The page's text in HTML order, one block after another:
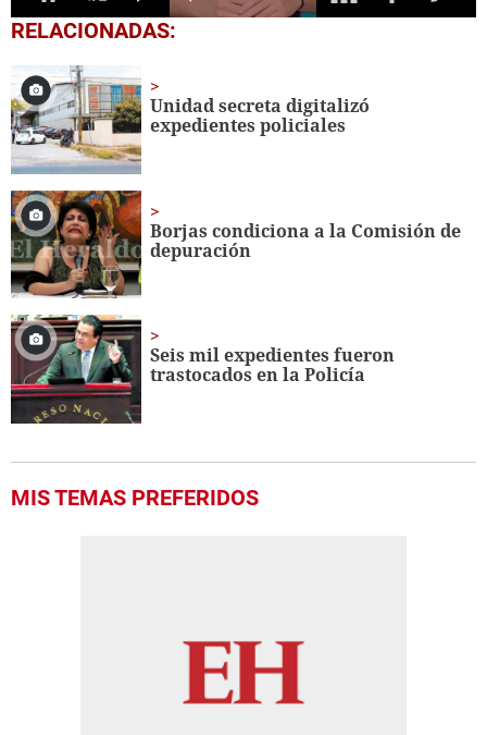
0
seconds
56
seconds
RELACIONADAS:
Unidad secreta digitalizó
expedientes policiales
Borjas condiciona a la Comisión de
depuración
Seis mil expedientes fueron
trastocados en la Policía
MIS TEMAS PREFERIDOS